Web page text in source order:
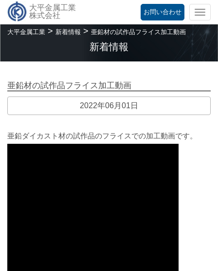
お問い合わせ
大平金属工業
株式会社
大平金属工業 > 新着情報 > 亜鉛材の試作品フライス加工動画
新着情報
亜鉛材の試作品フライス加工動画
2022年06月01日
亜鉛ダイカスト材の試作品のフライスでの加工動画です。